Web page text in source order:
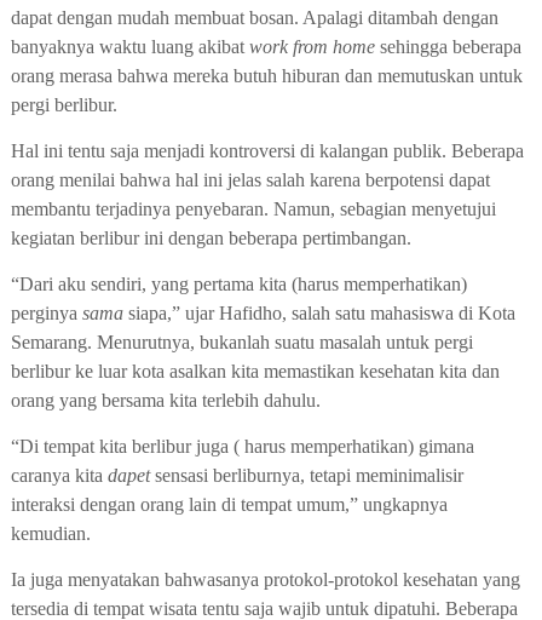
dapat dengan mudah membuat bosan. Apalagi ditambah dengan
banyaknya waktu luang akibat work from home sehingga beberapa
orang merasa bahwa mereka butuh hiburan dan memutuskan untuk
pergi berlibur.
Hal ini tentu saja menjadi kontroversi di kalangan publik. Beberapa
orang menilai bahwa hal ini jelas salah karena berpotensi dapat
membantu terjadinya penyebaran. Namun, sebagian menyetujui
kegiatan berlibur ini dengan beberapa pertimbangan.
“Dari aku sendiri, yang pertama kita (harus memperhatikan)
perginya samasiapa,” ujar Hafidho, salah satu mahasiswa di Kota
Semarang. Menurutnya, bukanlah suatu masalah untuk pergi
berlibur ke luar kota asalkan kita memastikan kesehatan kita dan
orang yang bersama kita terlebih dahulu.
“Di tempat kita berlibur juga ( harus memperhatikan) gimana
caranya kita dapetsensasi berliburnya, tetapi meminimalisir
interaksi dengan orang lain di tempat umum,” ungkapnya
kemudian.
Ia juga menyatakan bahwasanya protokol-protokol kesehatan yang
tersedia di tempat wisata tentu saja wajib untuk dipatuhi. Beberapa